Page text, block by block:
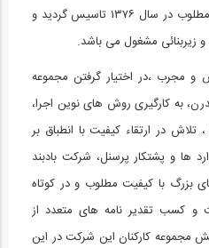
نکاتی در مورد طراحی سازه...
فیلم آموزشی طراحی کف ستون در...
فیلم آموزش مدلسازی اتصالات...
دانش فنی روز و تعهد به کیفیت مطلوب در سال ۱۳۷۶ تاسیس گردید و
زیربنائی مشغول می باشد.
و مجرب ،در اختیار گرفتن مجموعه
به کارگیری روش های نوین اجرا،
، تلاش در ارتقاء کیفیت با انطباق بر
ها و پشتکار پرسنل، شرکت بادبند
بزرگ با کیفیت مطلوب و در کوتاه
و کسب تقدیر نامه های متعدد از
مجموعه کارکنان این شرکت در این